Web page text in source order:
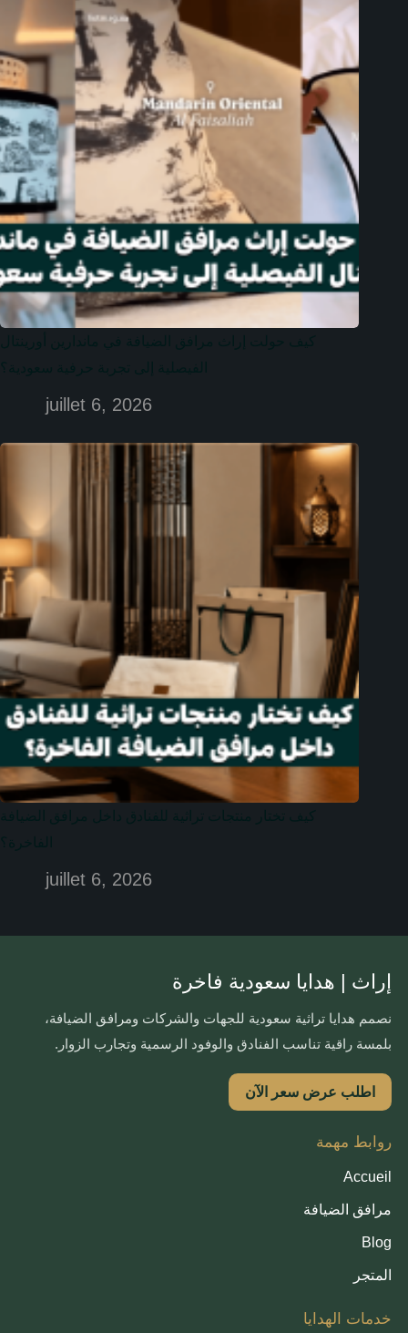
juillet 6, 2026
juillet 6, 2026
إراث | هدايا سعودية فاخرة
نصمم هدايا تراثية سعودية للجهات والشركات ومرافق الضيافة،
بلمسة راقية تناسب الفنادق والوفود الرسمية وتجارب الزوار.
اطلب عرض سعر الآن
روابط مهمة
Accueil
مرافق الضيافة
Blog
المتجر
خدمات الهدايا